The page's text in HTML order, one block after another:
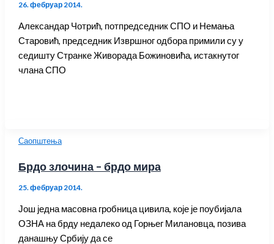
26. фебруар 2014.
Александар Чотрић, потпредседник СПО и Немања
Старовић, председник Извршног одбора примили су у
седишту Странке Живорада Божиновића, истакнутог
члана СПО
Саопштења
Брдо злочина – брдо мира
25. фебруар 2014.
Још једна масовна гробница цивила, које је поубијала
ОЗНА на брду недалеко од Горњег Милановца, позива
данашњу Србију да се